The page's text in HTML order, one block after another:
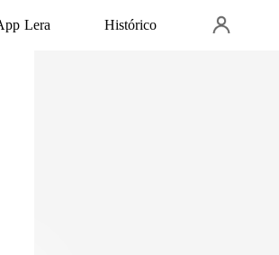
Lera Histórico